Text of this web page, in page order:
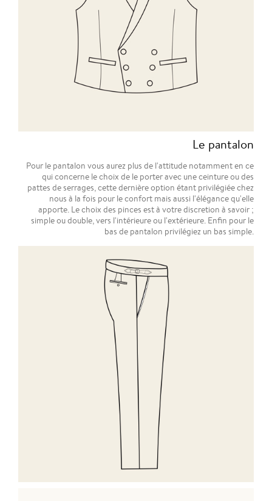
Le pantalon
Pour le pantalon vous aurez plus de l'attitude notamment en ce
qui concerne le choix de le porter avec une ceinture ou des
pattes de serrages, cette dernière option étant privilégiée chez
nous à la fois pour le confort mais aussi l'élégance qu'elle
apporte. Le choix des pinces est à votre discretion à savoir ;
simple ou double, vers l'intérieure ou l'extérieure. Enfin pour le
bas de pantalon privilégiez un bas simple.